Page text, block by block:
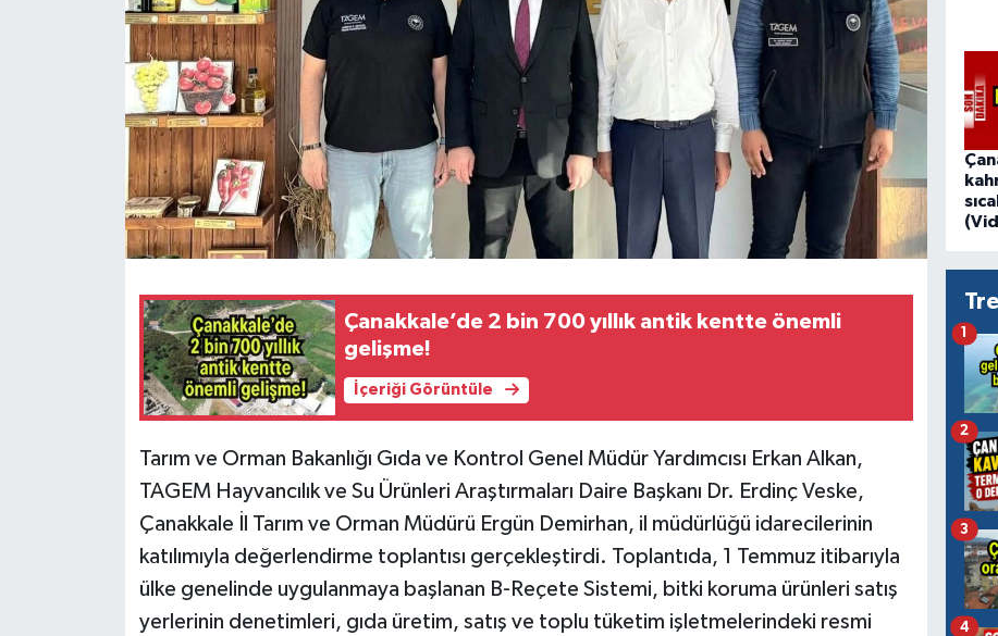
Çanakkale’de 2 bin 700 yıllık antik kentte önemli
gelişme!
İçeriği Görüntüle
Tarım ve Orman Bakanlığı Gıda ve Kontrol Genel Müdür Yardımcısı Erkan Alkan,
TAGEM Hayvancılık ve Su Ürünleri Araştırmaları Daire Başkanı Dr. Erdinç Veske,
Çanakkale İl Tarım ve Orman Müdürü Ergün Demirhan, il müdürlüğü idarecilerinin
katılımıyla değerlendirme toplantısı gerçekleştirdi. Toplantıda, 1 Temmuz itibarıyla
ülke genelinde uygulanmaya başlanan B-Reçete Sistemi, bitki koruma ürünleri satış
yerlerinin denetimleri, gıda üretim, satış ve toplu tüketim işletmelerindeki resmi
1
2
3
4